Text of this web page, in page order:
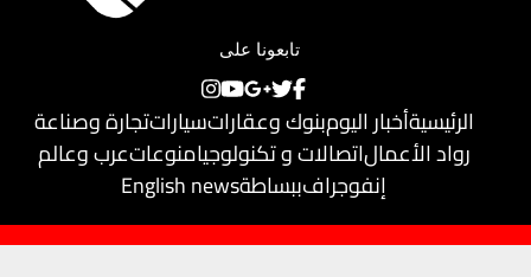
تابعونا على
الرئيسيةأخبار اليومبنوك وعقاراتسياراتتجارة وصناعة
رواد الأعمالاتصالات و تكنولوجيامنوعاتعرب وعالم
إنفوجرافببساطةEnglish news
حقوق النشر محفوظة لـيلا بيزنس© 2018